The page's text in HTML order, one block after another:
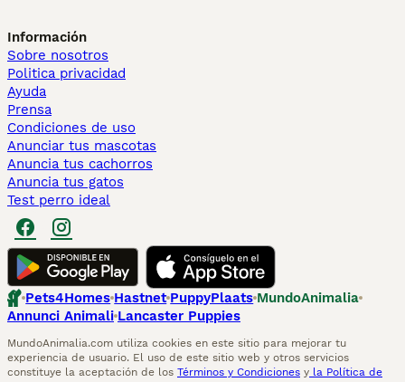
Información
Sobre nosotros
Politica privacidad
Ayuda
Prensa
Condiciones de uso
Anunciar tus mascotas
Anuncia tus cachorros
Anuncia tus gatos
Test perro ideal
Pets4Homes Hastnet PuppyPlaats MundoAnimalia
Annunci Animali Lancaster Puppies
MundoAnimalia.com utiliza cookies en este sitio para mejorar tu
experiencia de usuario. El uso de este sitio web y otros servicios
constituye la aceptación de los Términos y Condiciones y la Política de